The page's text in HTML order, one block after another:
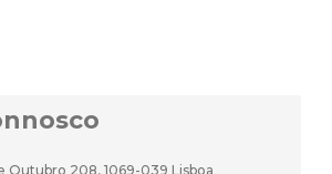
Outubro 208, 1069-039 Lisboa